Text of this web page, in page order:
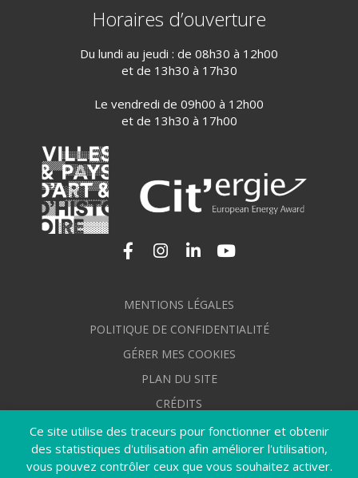
Ce site utilise des traceurs pour fonctionner et obtenir
des statistiques d'utilisation afin améliorer l'utilisation,
vous pouvez contrôler ceux que vous souhaitez activer.
Horaires d’ouverture
Du lundi au jeudi : de 08h30 à 12h00
et de 13h30 à 17h30
Le vendredi de 09h00 à 12h00
et de 13h30 à 17h00
Lien vers le compte Facebook
Lien vers le compte Instagram
Lien vers le compte
MENTIONS LÉGALES
POLITIQUE DE CONFIDENTIALITÉ
GÉRER MES COOKIES
PLAN DU SITE
CRÉDITS
ACCESSIBILITÉ : NON CONFORME